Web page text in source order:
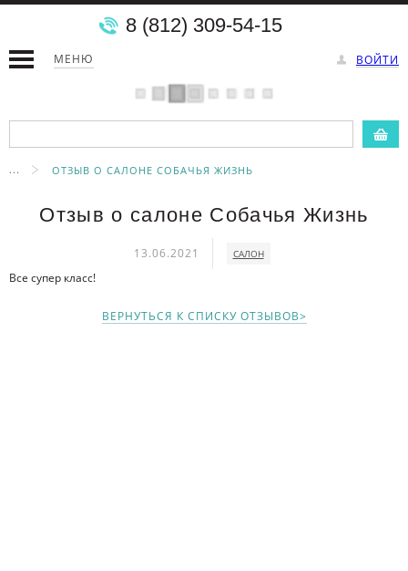
МЕНЮ ВОЙТИ
8 (812) 309-54-15
... ОТЗЫВ О САЛОНЕ СОБАЧЬЯ ЖИЗНЬ
Отзыв о салоне Собачья Жизнь
13.06.2021 САЛОН
Все супер класс!
ВЕРНУТЬСЯ К СПИСКУ ОТЗЫВОВ